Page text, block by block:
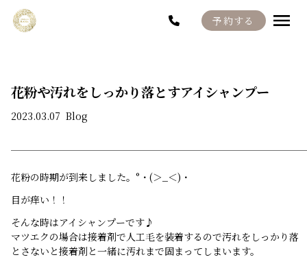
予約する
Blog
花粉や汚れをしっかり落とすアイシャンプー
2023.03.07 Blog
花粉の時期が到来しました。°・(＞_＜)・
目が痒い！！
そんな時はアイシャンプーです♪
マツエクの場合は接着剤で人工毛を装着するので汚れをしっかり落
とさないと接着剤と一緒に汚れまで固まってしまいます。